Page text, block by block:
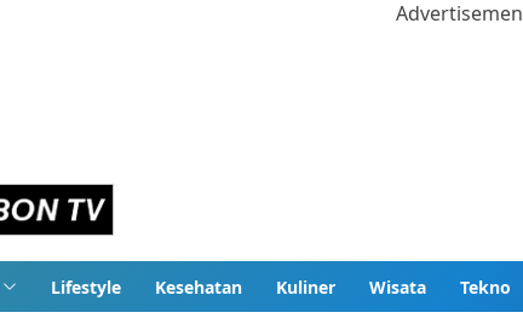
Lifestyle Kesehatan Kuliner Wisata Tekno